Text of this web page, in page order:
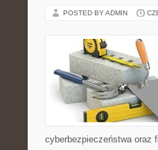
POSTED BY ADMIN
cyberbezpieczeństwa oraz